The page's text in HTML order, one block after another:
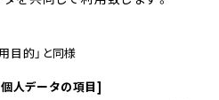
目的」と同様
人データの項目]